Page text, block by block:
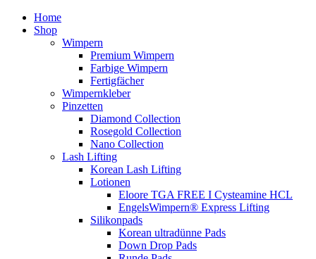
Home
Shop
Wimpern
Premium Wimpern
Farbige Wimpern
Fertigfächer
Wimpernkleber
Pinzetten
Diamond Collection
Rosegold Collection
Nano Collection
Lash Lifting
Korean Lash Lifting
Lotionen
Eloore TGA FREE I Cysteamine HCL
EngelsWimpern® Express Lifting
Silikonpads
Korean ultradünne Pads
Down Drop Pads